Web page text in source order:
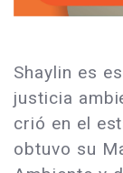
Shaylin es
justicia
crió en el
obtuvo su